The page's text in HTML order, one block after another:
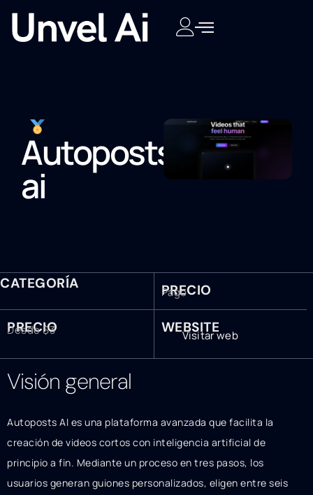
Autoposts
ai
CATEGORÍA PRECIO
Pago
PRECIO
Desde $3 WEBSITE
Visitar web
Visión general
Autoposts AI es una plataforma avanzada que facilita la
creación de videos cortos con inteligencia artificial de
principio a fin. Mediante un proceso en tres pasos, los
usuarios generan guiones personalizados, eligen entre seis